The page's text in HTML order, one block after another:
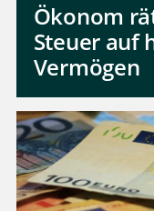
Ökonom
Steuer auf
Vermögen